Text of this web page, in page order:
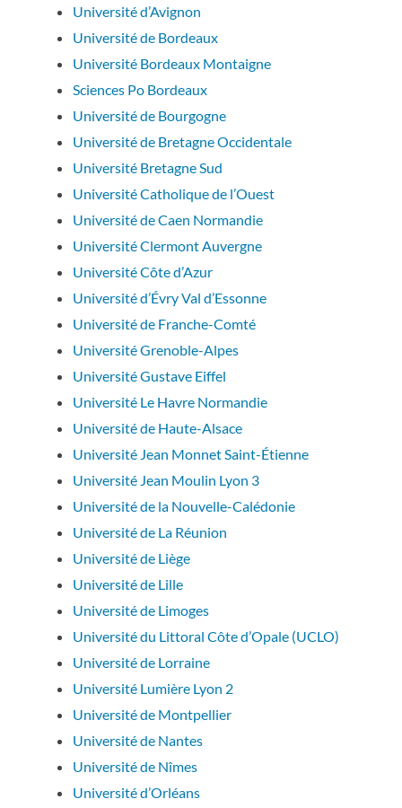
Université d’Avignon
Université de Bordeaux
Université Bordeaux Montaigne
Sciences Po Bordeaux
Université de Bourgogne
Université de Bretagne Occidentale
Université Bretagne Sud
Université Catholique de l’Ouest
Université de Caen Normandie
Université Clermont Auvergne
Université Côte d’Azur
Université d’Évry Val d’Essonne
Université de Franche-Comté
Université Grenoble-Alpes
Université Gustave Eiffel
Université Le Havre Normandie
Université de Haute-Alsace
Université Jean Monnet Saint-Étienne
Université Jean Moulin Lyon 3
Université de la Nouvelle-Calédonie
Université de La Réunion
Université de Liège
Université de Lille
Université de Limoges
Université du Littoral Côte d’Opale (UCLO)
Université de Lorraine
Université Lumière Lyon 2
Université de Montpellier
Université de Nantes
Université de Nîmes
Université d’Orléans